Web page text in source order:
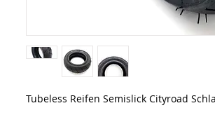
Tubeless Reifen Semislick Cityroad